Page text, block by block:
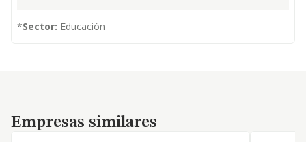
*Sector: Educación
Empresas similares
Empresas similares